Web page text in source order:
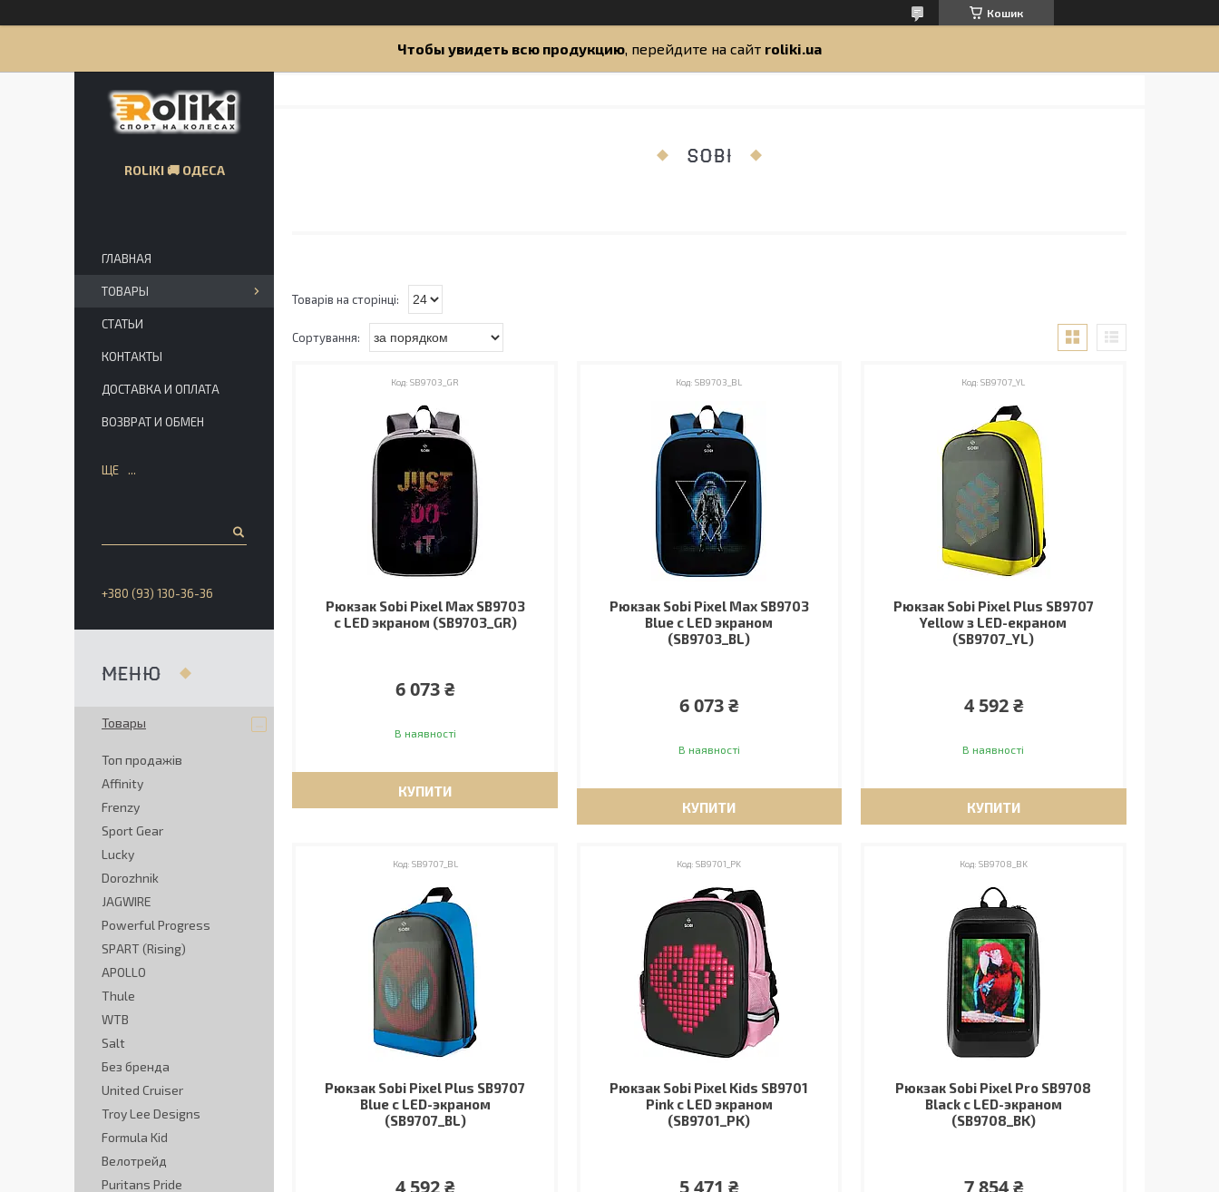
Кошик
Чтобы увидеть всю продукцию, перейдите на сайт roliki.ua
SOBI
SB9703_GR
Рюкзак Sobi Pixel Max SB9703
с LED экраном (SB9703_GR)
6 073 ₴
В наявності
КУПИТИ
SB9703_BL
Рюкзак Sobi Pixel Max SB9703
Blue с LED экраном
(SB9703_BL)
6 073 ₴
В наявності
КУПИТИ
SB9707_YL
Рюкзак Sobi Pixel Plus SB9707
Yellow з LED-екраном
(SB9707_YL)
4 592 ₴
В наявності
КУПИТИ
SB9707_BL
Рюкзак Sobi Pixel Plus SB9707
Blue с LED-экраном
(SB9707_BL)
4 592 ₴
SB9701_PK
Рюкзак Sobi Pixel Kids SB9701
Pink с LED экраном
(SB9701_PK)
5 471 ₴
SB9708_BK
Рюкзак Sobi Pixel Pro SB9708
Black с LED-экраном
(SB9708_BK)
7 854 ₴
ROLIKI 🚚 ОДЕСА
ГЛАВНАЯ
ТОВАРЫ
СТАТЬИ
КОНТАКТЫ
ДОСТАВКА И ОПЛАТА
ВОЗВРАТ И ОБМЕН
ЩЕ
+380 (93) 130-36-36
Товары
Топ продажів
Affinity
Frenzy
Sport Gear
Lucky
Dorozhnik
JAGWIRE
Powerful Progress
SPART (Rising)
APOLLO
Thule
WTB
Salt
Без бренда
United Cruiser
Troy Lee Designs
Formula Kid
Велотрейд
Puritans Pride